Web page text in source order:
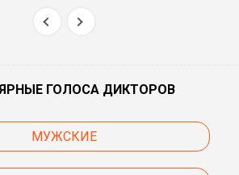
ГОЛОСА ДИКТОРОВ
МУЖСКИЕ